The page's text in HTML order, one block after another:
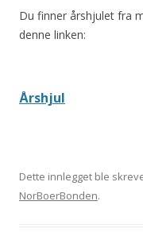
Du finner årshjulet fra
denne linken:
Årshjul
Dette innlegget ble
NorBoerBonden.